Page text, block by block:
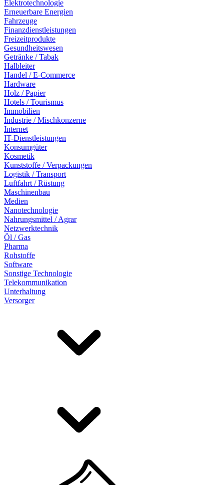
Elektrotechnologie
Erneuerbare Energien
Fahrzeuge
Finanzdienstleistungen
Freizeitprodukte
Gesundheitswesen
Getränke / Tabak
Halbleiter
Handel / E-Commerce
Hardware
Holz / Papier
Hotels / Tourismus
Immobilien
Industrie / Mischkonzerne
Internet
IT-Dienstleistungen
Konsumgüter
Kosmetik
Kunststoffe / Verpackungen
Logistik / Transport
Luftfahrt / Rüstung
Maschinenbau
Medien
Nanotechnologie
Nahrungsmittel / Agrar
Netzwerktechnik
Öl / Gas
Pharma
Rohstoffe
Software
Sonstige Technologie
Telekommunikation
Unterhaltung
Versorger